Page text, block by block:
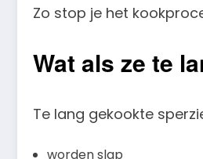
Zo stop je het
Wat als ze te
Te lang gekookte
worden slap